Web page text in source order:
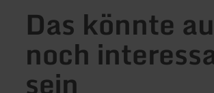
Das könnte
noch
sein